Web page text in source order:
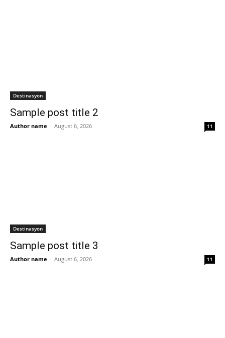
Destinasyon
Sample post title 2
Author name - August 6, 2026 11
Destinasyon
Sample post title 3
Author name - August 6, 2026 11